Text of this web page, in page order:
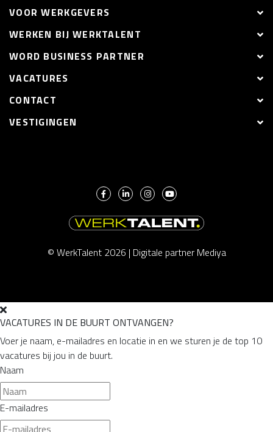
VOOR WERKGEVERS
WERKEN BIJ WERKTALENT
WORD BUSINESS PARTNER
VACATURES
CONTACT
VESTIGINGEN
© WerkTalent 2026 | Digitale partner Mediya
VACATURES IN DE BUURT ONTVANGEN?
Voer je naam, e-mailadres en locatie in en we sturen je de top 10
vacatures bij jou in de buurt.
Naam
E-mailadres